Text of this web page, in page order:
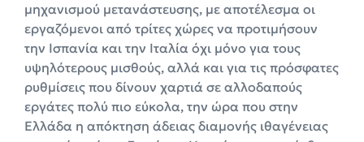
μηχανισμού μετανάστευσης, με αποτέλεσμα οι
εργαζόμενοι από τρίτες χώρες να προτιμήσουν
την Ισπανία και την Ιταλία όχι μόνο για τους
υψηλότερους μισθούς, αλλά και για τις πρόσφατες
ρυθμίσεις που δίνουν χαρτιά σε αλλοδαπούς
εργάτες πολύ πιο εύκολα, την ώρα που στην
Ελλάδα η απόκτηση άδειας διαμονής ιθαγένειας